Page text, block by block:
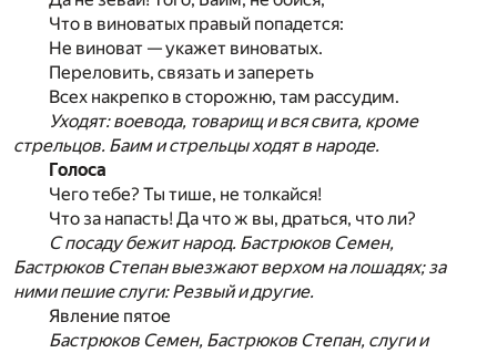
Что в виноватых правый попадется:
Не виноват — укажет виноватых.
Переловить, связать и запереть
Всех накрепко в сторожню, там рассудим.
Уходят: воевода, товарищ и вся свита, кроме
стрельцов. Баим и стрельцы ходят в народе.
Голоса
Чего тебе? Ты тише, не толкайся!
Что за напасть! Да что ж вы, драться, что ли?
С посаду бежит народ. Бастрюков Семен,
Бастрюков Степан выезжают верхом на лошадях; за
ними пешие слуги: Резвый и другие.
Явление пятое
Бастрюков Семен, Бастрюков Степан, слуги и